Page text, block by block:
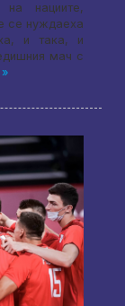
на нациите,
се нуждаеха
и така, и
мач с